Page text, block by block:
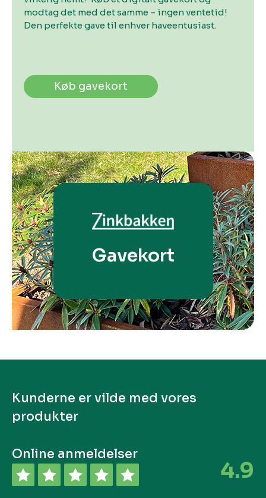
modtag det med det samme – ingen ventetid!
Den perfekte gave til enhver haveentusiast.
Køb gavekort
Gavekort
Kunderne er vilde med vores
produkter
Online anmeldelser
4.9